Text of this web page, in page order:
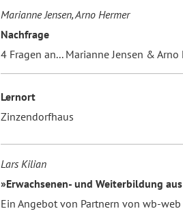
Marianne Jensen, Arno Hermer
Nachfrage
4 Fragen an... Marianne Jensen & Arno
Lernort
Zinzendorfhaus
Lars Kilian
»Erwachsenen- und Weiterbildung
Ein Angebot von Partnern von wb-